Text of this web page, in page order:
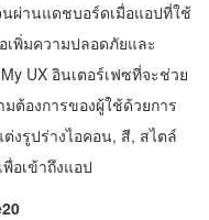
นผ่านแดชบอร์ดเมื่อแอปที่ใช้
เพิ่มความปลอดภัยและ
UX อินเตอร์เฟซที่จะช่วย
ต้องการของผู้ใช้ด้วยการ
งรูปร่างไอคอน, สี, สไตล์
อเข้าถึงแอป